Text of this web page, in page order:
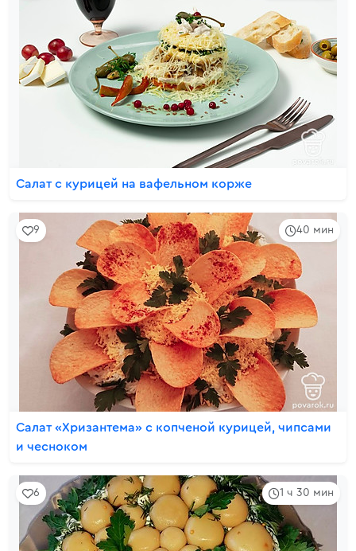
Салат с курицей на вафельном корже
40 мин
9
Салат «Хризантема» с копченой курицей, чипсами
и чесноком
1 ч 30 мин
6